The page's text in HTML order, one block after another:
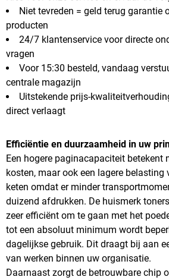
Niet tevreden = geld terug garantie
producten
24/7 klantenservice voor directe
vragen
Voor 15:30 besteld, vandaag
centrale magazijn
Uitstekende prijs-
direct verlaagt
Efficiëntie en duurzaamheid in uw
Een hogere paginacapaciteit betekent
kosten, maar ook een lagere belasting
keten omdat er minder
duizend afdrukken. De huismerk
zeer efficiënt om te gaan met het
tot een absoluut minimum wordt
dagelijkse gebruik. Dit draagt bij aan
van werken binnen uw organisatie.
Daarnaast zorgt de betrouwbare chip